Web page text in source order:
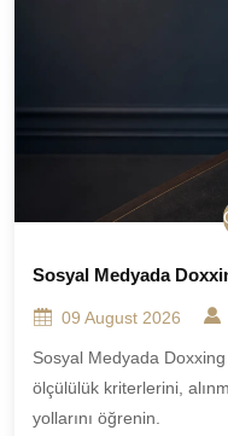
Sosyal Medyada
09 August 2026
Sosyal Medyada
ölçülülük kriterlerini,
yollarını öğrenin.